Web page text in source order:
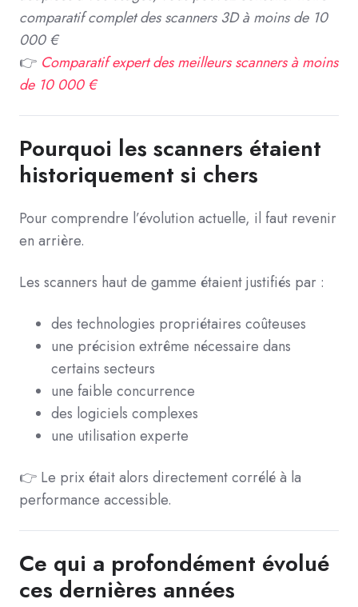
comparatif complet des scanners 3D à moins de 10
000 €
👉 Comparatif expert des meilleurs scanners à moins
de 10 000 €
Pourquoi les scanners étaient
historiquement si chers
Pour comprendre l’évolution actuelle, il faut revenir
en arrière.
Les scanners haut de gamme étaient justifiés par :
des technologies propriétaires coûteuses
une précision extrême nécessaire dans
certains secteurs
une faible concurrence
des logiciels complexes
une utilisation experte
👉 Le prix était alors directement corrélé à la
performance accessible.
Ce qui a profondément évolué
ces dernières années